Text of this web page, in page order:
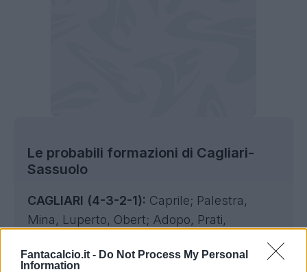
Fantacalcio.it - Do Not Process My Personal
Information
Le probabili formazioni di Cagliari-
Sassuolo
CAGLIARI (4-3-2-1): Caprile; Palestra,
Mina, Luperto, Obert; Adopo, Prati,
Pisacane